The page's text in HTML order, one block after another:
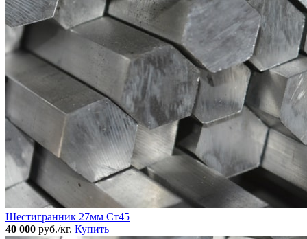
Шестигранник 27мм Ст45
40 000 руб./кг. Купить